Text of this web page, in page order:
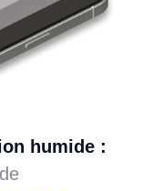
humide :